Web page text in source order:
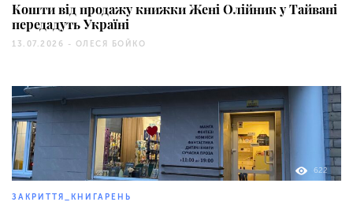
Кошти від продажу книжки Жені Олійник у Тайвані
передадуть Україні
13.07.2026 - ОЛЕСЯ БОЙКО
622
ЗАКРИТТЯ_КНИГАРЕНЬ